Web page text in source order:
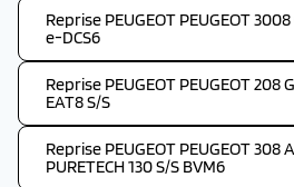
Reprise PEUGEOT PEUGEOT
e-DCS6
Reprise PEUGEOT PEUGEOT 208
EAT8 S/S
Reprise PEUGEOT PEUGEOT 308
PURETECH 130 S/S BVM6